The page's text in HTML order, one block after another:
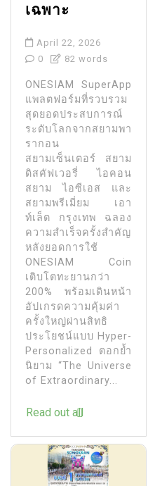
เฉพาะ
April 22, 2026
0
82 words
ONESIAM SuperApp
แพลตฟอร์มที่รวบรวม
สุดยอดประสบการณ์
ระดับโลกจากสยามพา
รากอน
สยามเซ็นเตอร์ สยาม
ดิสคัฟเวอรี่ ไอคอน
สยาม ไอซีเอส และ
สยามพรีเมี่ยม เอา
ท์เล็ต กรุงเทพ ฉลอง
ความสำเร็จครั้งสำคัญ
หลังยอดการใช้
ONESIAM Coin
เติบโตทะยานกว่า
200% พร้อมเดินหน้า
อัปเกรดความคุ้มค่า
ครั้งใหญ่ผ่านสิทธิ
ประโยชน์แบบ Hyper-
Personalized ตอกย้ำ
นิยาม “The Universe
of Extraordinary...
Read out all